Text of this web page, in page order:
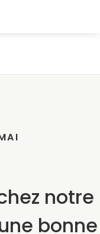
notre
bonne